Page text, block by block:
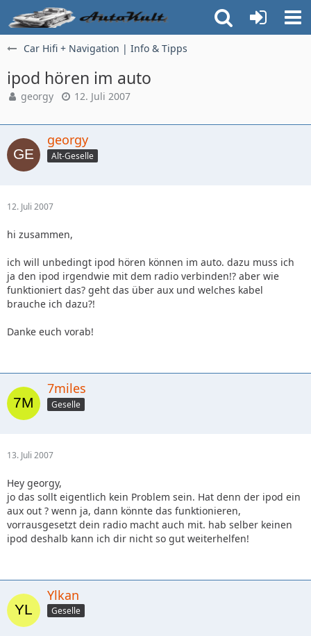
Car Hifi + Navigation | Info & Tipps
ipod hören im auto
georgy 12. Juli 2007
georgy
Alt-Geselle
12. Juli 2007
hi zusammen,
ich will unbedingt ipod hören können im auto. dazu muss ich
ja den ipod irgendwie mit dem radio verbinden!? aber wie
funktioniert das? geht das über aux und welches kabel
brauche ich dazu?!
Danke euch vorab!
7miles
Geselle
13. Juli 2007
Hey georgy,
jo das sollt eigentlich kein Problem sein. Hat denn der ipod ein
aux out ? wenn ja, dann könnte das funktionieren,
vorrausgesetzt dein radio macht auch mit. hab selber keinen
ipod deshalb kann ich dir nicht so gut weiterhelfen!
Ylkan
Geselle